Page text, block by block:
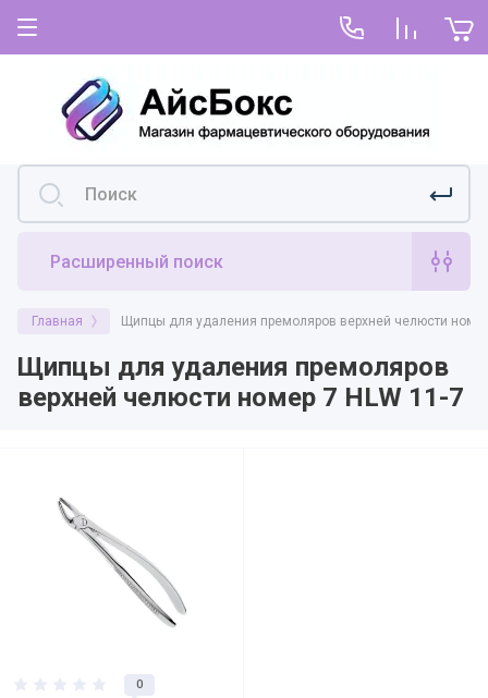
Главная
Как купить
Для покупателей
Условия покупки и оплаты
постоплате
Оформить претензию
Политика конфидециальности
Пользовательское соглашение
Расширенный поиск
Главная Щипцы для удаления премоляров верхней челюсти номер
Щипцы для удаления премоляров
верхней челюсти номер 7 HLW 11-7
0